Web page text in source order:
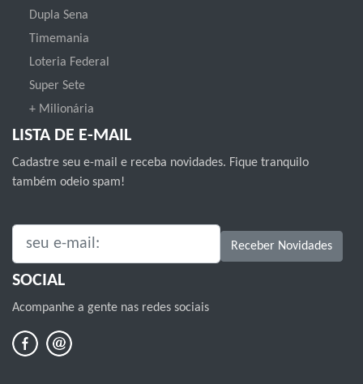
Dupla Sena
Timemania
Loteria Federal
Super Sete
+ Milionária
LISTA DE E-MAIL
Cadastre seu e-mail e receba novidades. Fique tranquilo
também odeio spam!
SEU E-MAIL: Receber Novidades
SOCIAL
Acompanhe a gente nas redes sociais